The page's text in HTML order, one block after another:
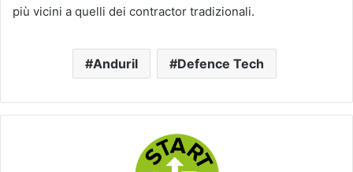
più vicini a quelli dei contractor tradizionali.
Anduril Defence Tech